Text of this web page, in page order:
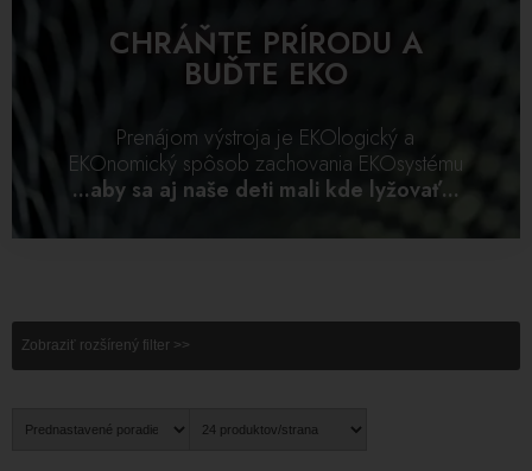
CHRÁŇTE PRÍRODU A
BUĎTE EKO
Prenájom výstroja je EKOlogický a
EKOnomický spôsob zachovania EKOsystému
...aby sa aj naše deti mali kde lyžovať...
Zobraziť rozšírený filter >>